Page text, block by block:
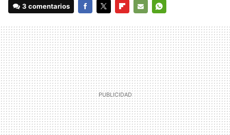
3 comentarios
MAIL